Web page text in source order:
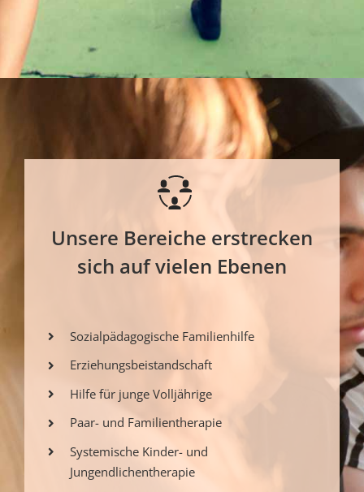
Unsere Bereiche erstrecken
sich auf vielen Ebenen
Sozialpädagogische Familienhilfe
Erziehungsbeistandschaft
Hilfe für junge Volljährige
Paar- und Familientherapie
Systemische Kinder- und
Jungendlichentherapie